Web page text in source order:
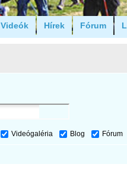
Videók Hírek Fórum
Videógaléria Blog Fórum